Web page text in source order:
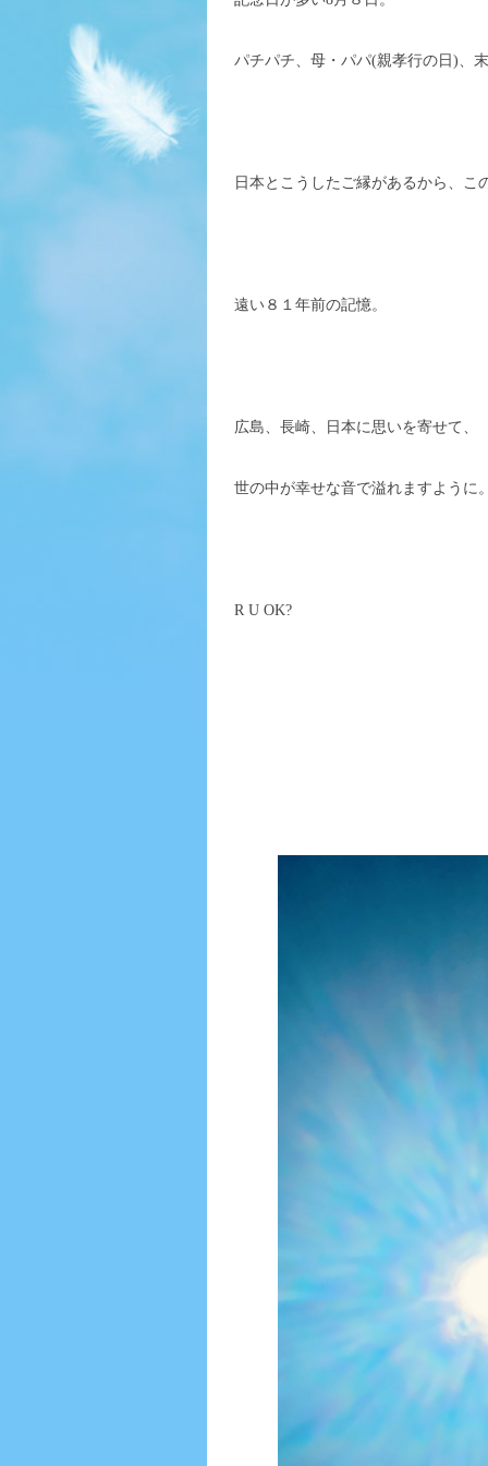
パチパチ、母・パパ(親孝行の日)、
日本とこうしたご縁があるから、こ
遠い８１年前の記憶。
広島、長崎、日本に思いを寄せて、
世の中が幸せな音で溢れますように
R U OK?